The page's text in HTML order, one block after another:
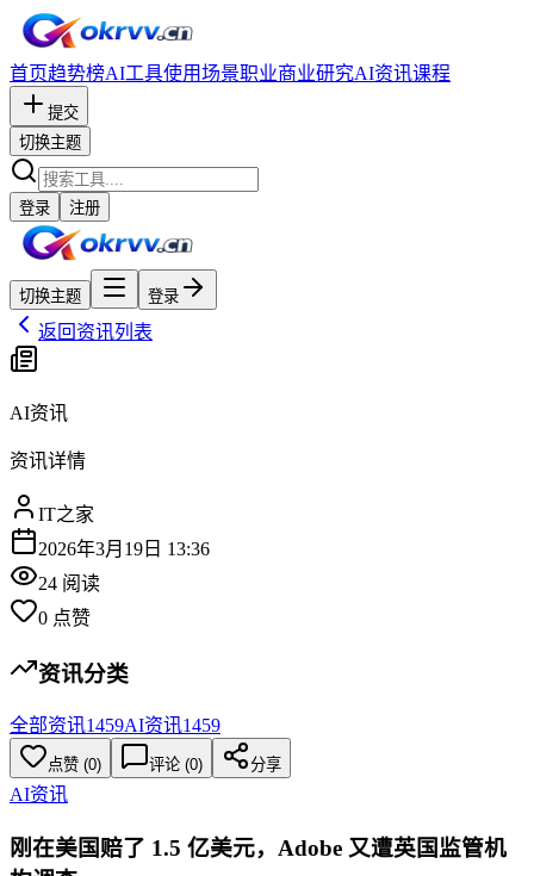
首页趋势榜AI工具使用场景职业商业研究AI资讯课程
提交
切换主题
登录 注册
切换主题 登录
返回资讯列表
AI资讯
资讯详情
IT之家
2026年3月19日 13:36
24 阅读
0 点赞
资讯分类
全部资讯1459AI资讯1459
点赞 (0) 评论 (0) 分享
AI资讯
刚在美国赔了 1.5 亿美元，Adobe 又遭英国监管机